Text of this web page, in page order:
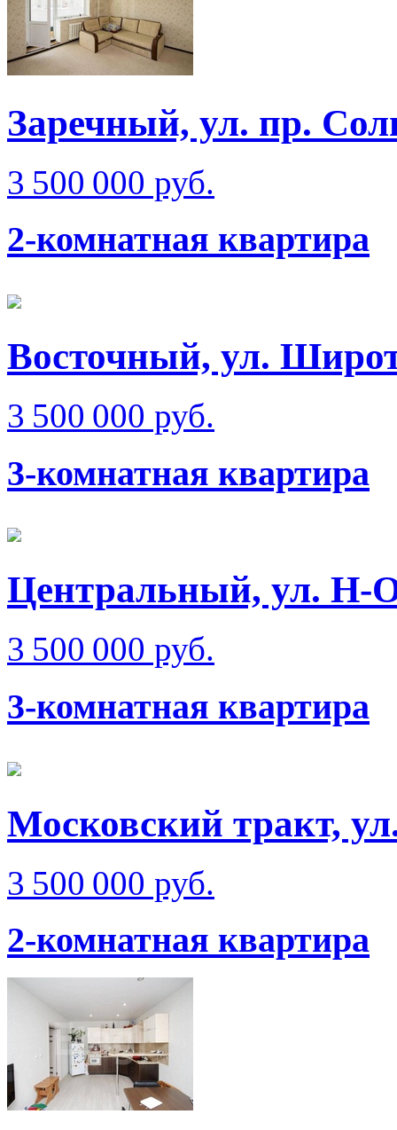
Заречный, ул. пр.
3 500 000 руб.
2-комнатная квартира
Восточный, ул.
3 500 000 руб.
3-комнатная квартира
Центральный, ул. Н-
3 500 000 руб.
3-комнатная квартира
Московский тракт,
3 500 000 руб.
2-комнатная квартира